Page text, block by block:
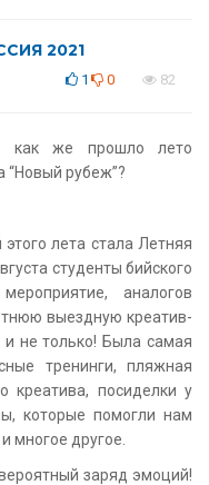
2021
1 0 82
как же прошло лето
“Новый рубеж”?
лета стала Летняя
студенты бийского
аналогов
выездную креатив-
не только! Была самая
тренинги, пляжная
креатива, посиделки у
которые помогли нам
многое другое.
заряд эмоций!